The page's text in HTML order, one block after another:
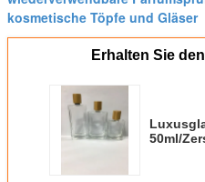
kosmetische Töpfe und Gläser
Erhalten Sie
50ml/